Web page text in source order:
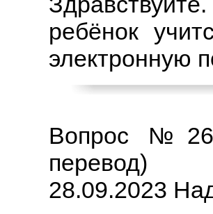
ребёнок
электронную
Вопрос
перевод)
28.09.2023